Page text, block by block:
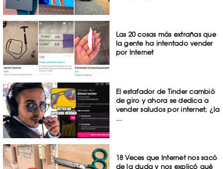
Las 20 cosas más extrañas que
la gente ha intentado vender
por Internet
El estafador de Tinder cambió
de giro y ahora se dedica a
vender saludos por internet; ¿la
...
18 Veces que Internet nos sacó
de la duda y nos explicó qué